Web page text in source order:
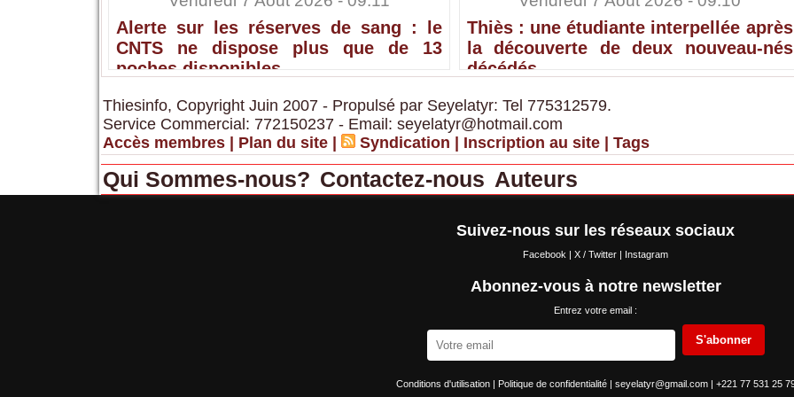
Alerte sur les réserves de sang : le
CNTS ne dispose plus que de 13
poches disponibles
Thiès : une étudiante interpellée après
la découverte de deux nouveau-nés
décédés
Thiesinfo, Copyright Juin 2007 - Propulsé par Seyelatyr: Tel 775312579.
Service Commercial: 772150237 - Email: seyelatyr@hotmail.com
Accès membres | Plan du site | Syndication | Inscription au site | Tags
Qui Sommes-nous? Contactez-nous Auteurs
Suivez-nous sur les réseaux sociaux
Facebook | X / Twitter | Instagram
Abonnez-vous à notre newsletter
Entrez votre email :
S'abonner
Conditions d'utilisation | Politique de confidentialité | seyelatyr@gmail.com | +221 77 531 25